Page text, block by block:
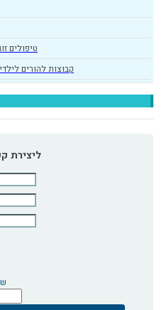
טיפולים
קבוצות להורים
ליצירת